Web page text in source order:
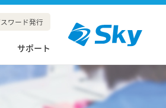
ワード発行
サポート